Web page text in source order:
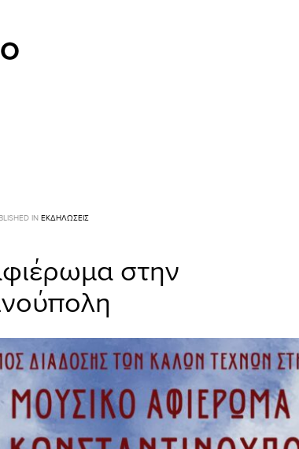
IN ΕΚΔΗΛΏΣΕΙΣ
στην